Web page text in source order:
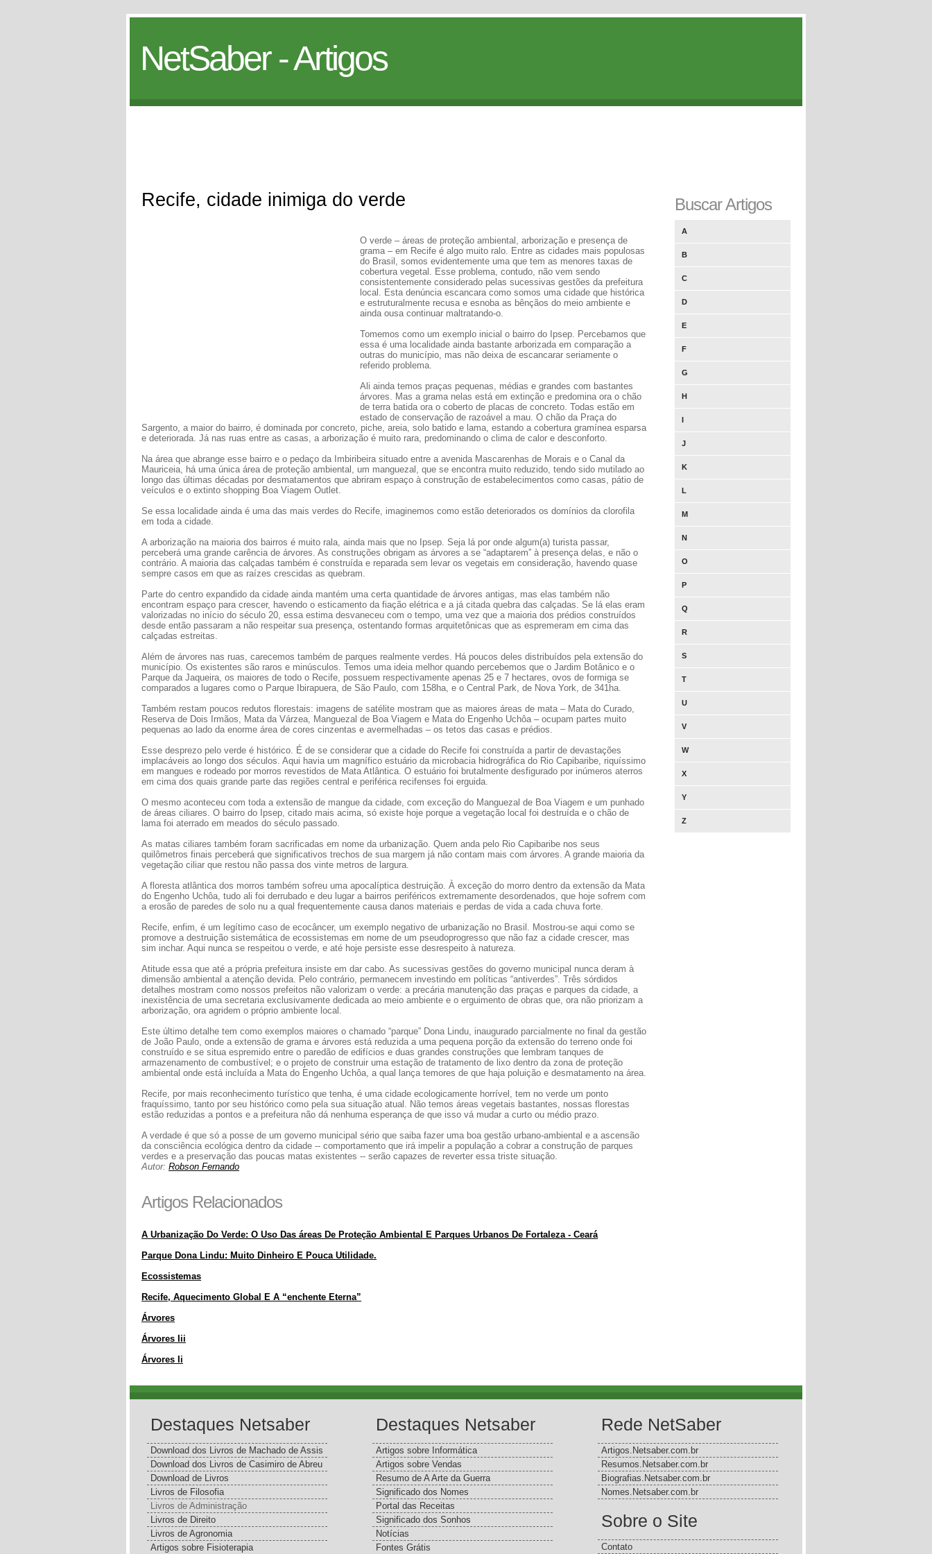
NetSaber - Artigos
Recife, cidade inimiga do verde
O verde – áreas de proteção ambiental, arborização e presença de
grama – em Recife é algo muito ralo. Entre as cidades mais populosas
do Brasil, somos evidentemente uma que tem as menores taxas de
cobertura vegetal. Esse problema, contudo, não vem sendo
consistentemente considerado pelas sucessivas gestões da prefeitura
local. Esta denúncia escancara como somos uma cidade que histórica
e estruturalmente recusa e esnoba as bênçãos do meio ambiente e
ainda ousa continuar maltratando-o.
Tomemos como um exemplo inicial o bairro do Ipsep. Percebamos que
essa é uma localidade ainda bastante arborizada em comparação a
outras do município, mas não deixa de escancarar seriamente o
referido problema.
Ali ainda temos praças pequenas, médias e grandes com bastantes
árvores. Mas a grama nelas está em extinção e predomina ora o chão
de terra batida ora o coberto de placas de concreto. Todas estão em
estado de conservação de razoável a mau. O chão da Praça do
Sargento, a maior do bairro, é dominada por concreto, piche, areia, solo batido e lama, estando a cobertura gramínea esparsa
e deteriorada. Já nas ruas entre as casas, a arborização é muito rara, predominando o clima de calor e desconforto.
Na área que abrange esse bairro e o pedaço da Imbiribeira situado entre a avenida Mascarenhas de Morais e o Canal da
Mauriceia, há uma única área de proteção ambiental, um manguezal, que se encontra muito reduzido, tendo sido mutilado ao
longo das últimas décadas por desmatamentos que abriram espaço à construção de estabelecimentos como casas, pátio de
veículos e o extinto shopping Boa Viagem Outlet.
Se essa localidade ainda é uma das mais verdes do Recife, imaginemos como estão deteriorados os domínios da clorofila
em toda a cidade.
A arborização na maioria dos bairros é muito rala, ainda mais que no Ipsep. Seja lá por onde algum(a) turista passar,
perceberá uma grande carência de árvores. As construções obrigam as árvores a se “adaptarem” à presença delas, e não o
contrário. A maioria das calçadas também é construída e reparada sem levar os vegetais em consideração, havendo quase
sempre casos em que as raízes crescidas as quebram.
Parte do centro expandido da cidade ainda mantém uma certa quantidade de árvores antigas, mas elas também não
encontram espaço para crescer, havendo o esticamento da fiação elétrica e a já citada quebra das calçadas. Se lá elas eram
valorizadas no início do século 20, essa estima desvaneceu com o tempo, uma vez que a maioria dos prédios construídos
desde então passaram a não respeitar sua presença, ostentando formas arquitetônicas que as espremeram em cima das
calçadas estreitas.
Além de árvores nas ruas, carecemos também de parques realmente verdes. Há poucos deles distribuídos pela extensão do
município. Os existentes são raros e minúsculos. Temos uma ideia melhor quando percebemos que o Jardim Botânico e o
Parque da Jaqueira, os maiores de todo o Recife, possuem respectivamente apenas 25 e 7 hectares, ovos de formiga se
comparados a lugares como o Parque Ibirapuera, de São Paulo, com 158ha, e o Central Park, de Nova York, de 341ha.
Também restam poucos redutos florestais: imagens de satélite mostram que as maiores áreas de mata – Mata do Curado,
Reserva de Dois Irmãos, Mata da Várzea, Manguezal de Boa Viagem e Mata do Engenho Uchôa – ocupam partes muito
pequenas ao lado da enorme área de cores cinzentas e avermelhadas – os tetos das casas e prédios.
Esse desprezo pelo verde é histórico. É de se considerar que a cidade do Recife foi construída a partir de devastações
implacáveis ao longo dos séculos. Aqui havia um magnífico estuário da microbacia hidrográfica do Rio Capibaribe, riquíssimo
em mangues e rodeado por morros revestidos de Mata Atlântica. O estuário foi brutalmente desfigurado por inúmeros aterros
em cima dos quais grande parte das regiões central e periférica recifenses foi erguida.
O mesmo aconteceu com toda a extensão de mangue da cidade, com exceção do Manguezal de Boa Viagem e um punhado
de áreas ciliares. O bairro do Ipsep, citado mais acima, só existe hoje porque a vegetação local foi destruída e o chão de
lama foi aterrado em meados do século passado.
As matas ciliares também foram sacrificadas em nome da urbanização. Quem anda pelo Rio Capibaribe nos seus
quilômetros finais perceberá que significativos trechos de sua margem já não contam mais com árvores. A grande maioria da
vegetação ciliar que restou não passa dos vinte metros de largura.
A floresta atlântica dos morros também sofreu uma apocalíptica destruição. À exceção do morro dentro da extensão da Mata
do Engenho Uchôa, tudo ali foi derrubado e deu lugar a bairros periféricos extremamente desordenados, que hoje sofrem com
a erosão de paredes de solo nu a qual frequentemente causa danos materiais e perdas de vida a cada chuva forte.
Recife, enfim, é um legítimo caso de ecocâncer, um exemplo negativo de urbanização no Brasil. Mostrou-se aqui como se
promove a destruição sistemática de ecossistemas em nome de um pseudoprogresso que não faz a cidade crescer, mas
sim inchar. Aqui nunca se respeitou o verde, e até hoje persiste esse desrespeito à natureza.
Atitude essa que até a própria prefeitura insiste em dar cabo. As sucessivas gestões do governo municipal nunca deram à
dimensão ambiental a atenção devida. Pelo contrário, permanecem investindo em políticas “antiverdes”. Três sórdidos
detalhes mostram como nossos prefeitos não valorizam o verde: a precária manutenção das praças e parques da cidade, a
inexistência de uma secretaria exclusivamente dedicada ao meio ambiente e o erguimento de obras que, ora não priorizam a
arborização, ora agridem o próprio ambiente local.
Este último detalhe tem como exemplos maiores o chamado “parque” Dona Lindu, inaugurado parcialmente no final da gestão
de João Paulo, onde a extensão de grama e árvores está reduzida a uma pequena porção da extensão do terreno onde foi
construído e se situa espremido entre o paredão de edifícios e duas grandes construções que lembram tanques de
armazenamento de combustível; e o projeto de construir uma estação de tratamento de lixo dentro da zona de proteção
ambiental onde está incluída a Mata do Engenho Uchôa, a qual lança temores de que haja poluição e desmatamento na área.
Recife, por mais reconhecimento turístico que tenha, é uma cidade ecologicamente horrível, tem no verde um ponto
fraquíssimo, tanto por seu histórico como pela sua situação atual. Não temos áreas vegetais bastantes, nossas florestas
estão reduzidas a pontos e a prefeitura não dá nenhuma esperança de que isso vá mudar a curto ou médio prazo.
A verdade é que só a posse de um governo municipal sério que saiba fazer uma boa gestão urbano-ambiental e a ascensão
da consciência ecológica dentro da cidade -- comportamento que irá impelir a população a cobrar a construção de parques
verdes e a preservação das poucas matas existentes -- serão capazes de reverter essa triste situação.
Autor: Robson Fernando
Artigos Relacionados
A Urbanização Do Verde: O Uso Das áreas De Proteção Ambiental E Parques Urbanos De Fortaleza - Ceará
Parque Dona Lindu: Muito Dinheiro E Pouca Utilidade.
Ecossistemas
Recife, Aquecimento Global E A “enchente Eterna”
Árvores
Árvores Iii
Árvores Ii
Buscar Artigos
A
B
C
D
E
F
G
H
I
J
K
L
M
N
O
P
Q
R
S
T
U
V
W
X
Y
Z
Destaques Netsaber
Download dos Livros de Machado de Assis
Download dos Livros de Casimiro de Abreu
Download de Livros
Livros de Filosofia
Livros de Administração
Livros de Direito
Livros de Agronomia
Artigos sobre Fisioterapia
Destaques Netsaber
Artigos sobre Informática
Artigos sobre Vendas
Resumo de A Arte da Guerra
Significado dos Nomes
Portal das Receitas
Significado dos Sonhos
Notícias
Fontes Grátis
Rede NetSaber
Artigos.Netsaber.com.br
Resumos.Netsaber.com.br
Biografias.Netsaber.com.br
Nomes.Netsaber.com.br
Sobre o Site
Contato